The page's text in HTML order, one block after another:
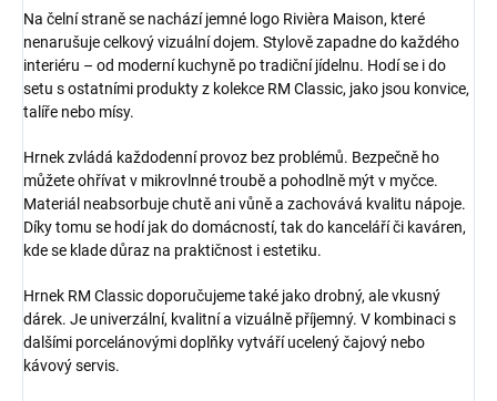
Na čelní straně se nachází jemné logo Rivièra Maison, které
nenarušuje celkový vizuální dojem. Stylově zapadne do každého
interiéru – od moderní kuchyně po tradiční jídelnu. Hodí se i do
setu s ostatními produkty z kolekce RM Classic, jako jsou konvice,
talíře nebo mísy.
Hrnek zvládá každodenní provoz bez problémů. Bezpečně ho
můžete ohřívat v mikrovlnné troubě a pohodlně mýt v myčce.
Materiál neabsorbuje chutě ani vůně a zachovává kvalitu nápoje.
Díky tomu se hodí jak do domácností, tak do kanceláří či kaváren,
kde se klade důraz na praktičnost i estetiku.
Hrnek RM Classic doporučujeme také jako drobný, ale vkusný
dárek. Je univerzální, kvalitní a vizuálně příjemný. V kombinaci s
dalšími porcelánovými doplňky vytváří ucelený čajový nebo
kávový servis.